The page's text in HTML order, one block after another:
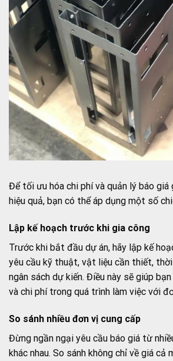
Để tối ưu hóa chi phí và quản lý báo giá
hiệu quả, bạn có thể áp dụng một số
Lập kế hoạch trước khi gia công
Trước khi bắt đầu dự án, hãy lập kế
yêu cầu kỹ thuật, vật liệu cần thiết, thời
ngân sách dự kiến. Điều này sẽ giúp
và chi phí trong quá trình làm việc với
So sánh nhiều đơn vị cung cấp
Đừng ngần ngại yêu cầu báo giá từ
khác nhau. So sánh không chỉ về giá cả